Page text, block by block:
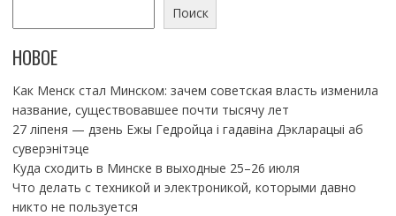
Поиск
НОВОЕ
Как Менск стал Минском: зачем советская власть изменила
название, существовавшее почти тысячу лет
27 ліпеня — дзень Ежы Гедройца і гадавіна Дэкларацыі аб
суверэнітэце
Куда сходить в Минске в выходные 25–26 июля
Что делать с техникой и электроникой, которыми давно
никто не пользуется